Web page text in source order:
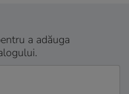
a adăuga